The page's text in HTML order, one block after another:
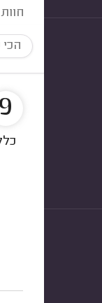
הכי
9